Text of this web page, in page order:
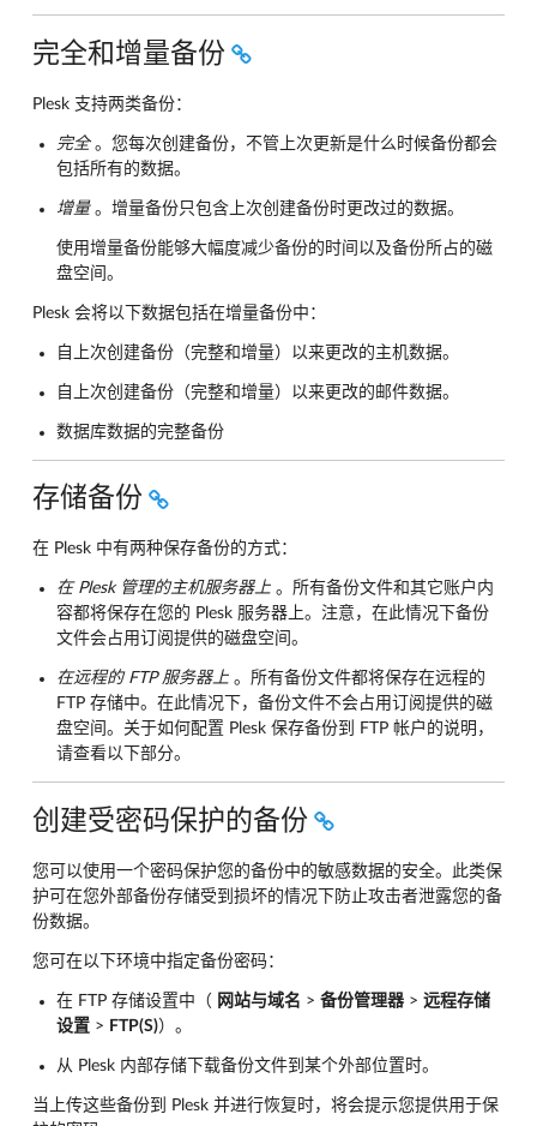
完全和增量备份
Plesk 支持两类备份：
完全。您每次创建备份，不管上次更新是什么时候备份都会
包括所有的数据。
增量。增量备份只包含上次创建备份时更改过的数据。
使用增量备份能够大幅度减少备份的时间以及备份所占的磁
盘空间。
Plesk 会将以下数据包括在增量备份中：
自上次创建备份（完整和增量）以来更改的主机数据。
自上次创建备份（完整和增量）以来更改的邮件数据。
数据库数据的完整备份
存储备份
在 Plesk 中有两种保存备份的方式：
在 Plesk 管理的主机服务器上 。所有备份文件和其它账户内
容都将保存在您的 Plesk 服务器上。注意，在此情况下备份
文件会占用订阅提供的磁盘空间。
在远程的 FTP 服务器上 。所有备份文件都将保存在远程的
FTP 存储中。在此情况下，备份文件不会占用订阅提供的磁
盘空间。关于如何配置 Plesk 保存备份到 FTP 帐户的说明，
请查看以下部分。
创建受密码保护的备份
您可以使用一个密码保护您的备份中的敏感数据的安全。此类保
护可在您外部备份存储受到损坏的情况下防止攻击者泄露您的备
份数据。
您可在以下环境中指定备份密码：
在 FTP 存储设置中（ 网站与域名 > 备份管理器> 远程存储
设置 > FTP(S)）。
从 Plesk 内部存储下载备份文件到某个外部位置时。
当上传这些备份到 Plesk 并进行恢复时，将会提示您提供用于保